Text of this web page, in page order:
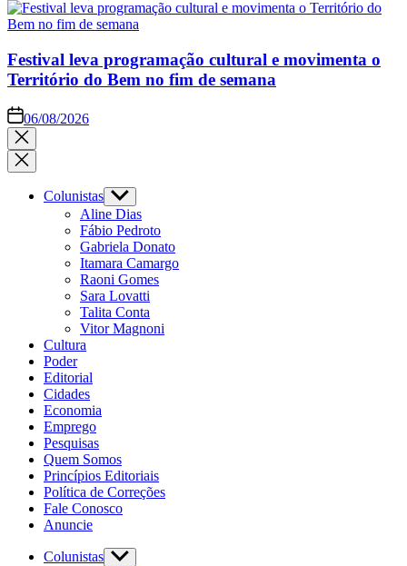
Festival leva programação cultural e movimenta o
Território do Bem no fim de semana
06/08/2026
Colunistas
Aline Dias
Fábio Pedroto
Gabriela Donato
Itamara Camargo
Raoni Gomes
Sara Lovatti
Talita Conta
Vitor Magnoni
Cultura
Poder
Editorial
Cidades
Economia
Emprego
Pesquisas
Quem Somos
Princípios Editoriais
Política de Correções
Fale Conosco
Anuncie
Colunistas